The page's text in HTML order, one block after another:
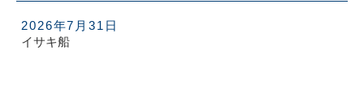
イサキ船
2026年7月31日